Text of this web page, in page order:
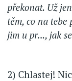
překonat. Už
těm, co na
jim u pr..., jak
2) Chlastej!